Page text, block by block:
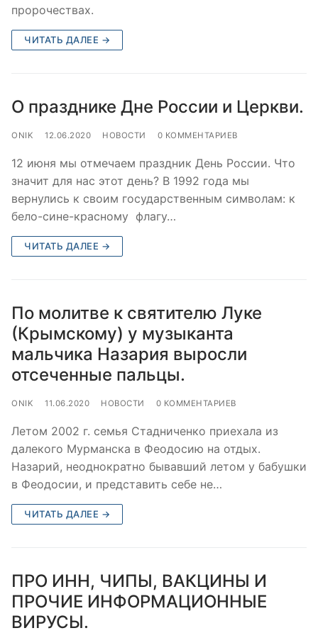
пророчествах.
ЧИТАТЬ ДАЛЕЕ →
О празднике Дне России и Церкви.
ONIK 12.06.2020 НОВОСТИ 0 КОММЕНТАРИЕВ
12 июня мы отмечаем праздник День России. Что
значит для нас этот день? В 1992 года мы
вернулись к своим государственным символам: к
бело-сине-красному флагу…
ЧИТАТЬ ДАЛЕЕ →
По молитве к святителю Луке
(Крымскому) у музыканта
мальчика Назария выросли
отсеченные пальцы.
ONIK 11.06.2020 НОВОСТИ 0 КОММЕНТАРИЕВ
Летом 2002 г. семья Стадниченко приехала из
далекого Мурманска в Феодосию на отдых.
Назарий, неоднократно бывавший летом у бабушки
в Феодосии, и представить себе не…
ЧИТАТЬ ДАЛЕЕ →
ПРО ИНН, ЧИПЫ, ВАКЦИНЫ И
ПРОЧИЕ ИНФОРМАЦИОННЫЕ
ВИРУСЫ.